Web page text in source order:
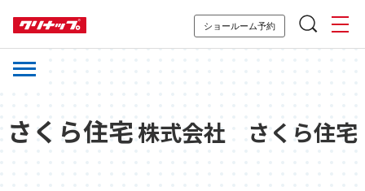
ショールーム予約
さくら住宅株式会社 さくら住宅